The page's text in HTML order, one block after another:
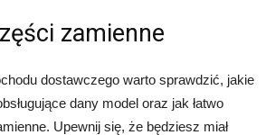
zamienne
dostawczego warto sprawdzić, jakie
dany model oraz jak łatwo
Upewnij się, że będziesz miał